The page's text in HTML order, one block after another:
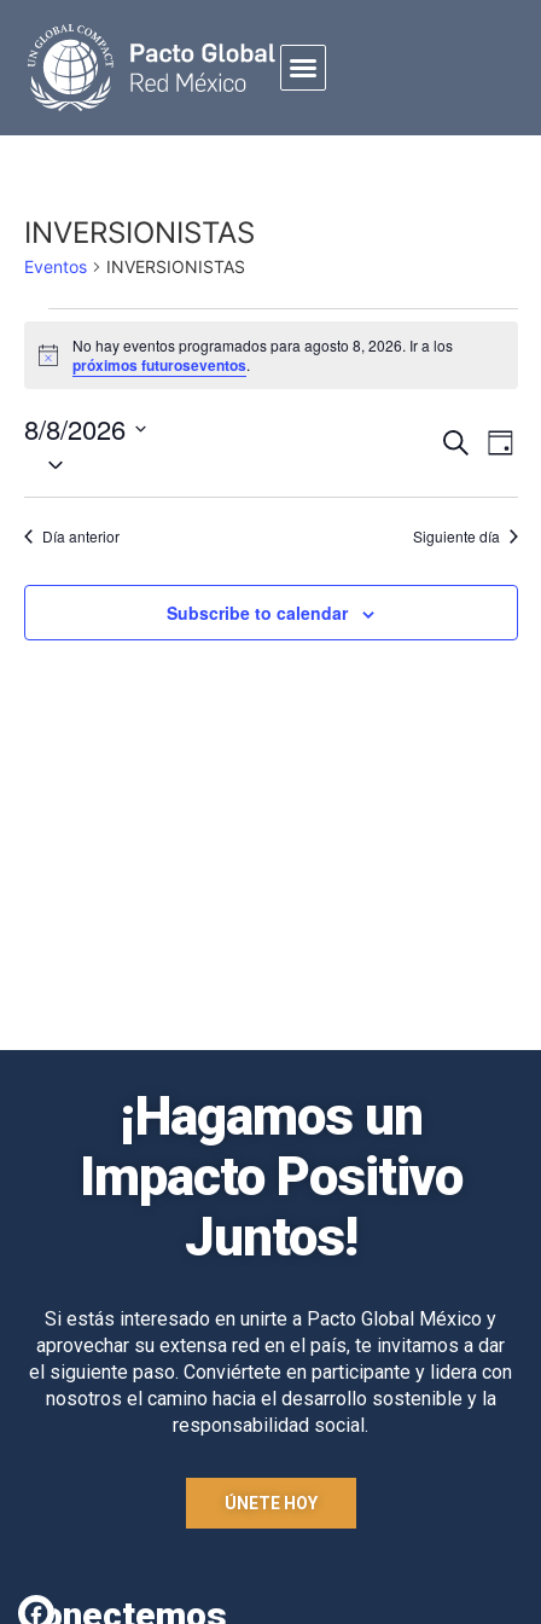
INVERSIONISTAS
Eventos INVERSIONISTAS
Notice
No hay eventos programados para agosto 8, 2026. Ir a los
próximos futuroseventos.
Vistas
Eventos
Buscar
DE
Día
8/8/2026
Seleccionar
fecha.
Día anterior Siguiente día
Subscribe to calendar
¡Hagamos un
Impacto Positivo
Juntos!
Si estás interesado en unirte a Pacto Global México y
aprovechar su extensa red en el país, te invitamos a dar
el siguiente paso. Conviértete en participante y lidera con
nosotros el camino hacia el desarrollo sostenible y la
responsabilidad social.
ÚNETE HOY
Conectemos